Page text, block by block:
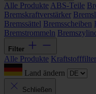
Alle Produkte ABS-Teile
Bremskraftverstärker
Bremssättel Bremsscheiben
Bremstrommeln
Filter
Alle Produkte Kraftstofffilter
Land ändern
Schließen